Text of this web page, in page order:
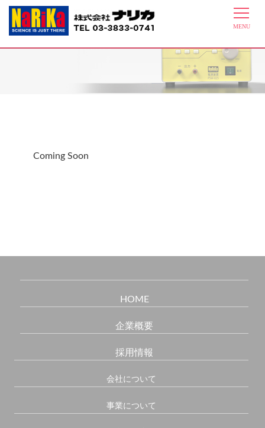
A05-8500-03 音声付DC直流電圧計
Coming Soon
HOME
企業概要
採用情報
会社について
事業について